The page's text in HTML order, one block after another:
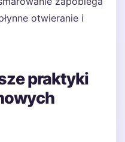
otwieranie i
praktyki